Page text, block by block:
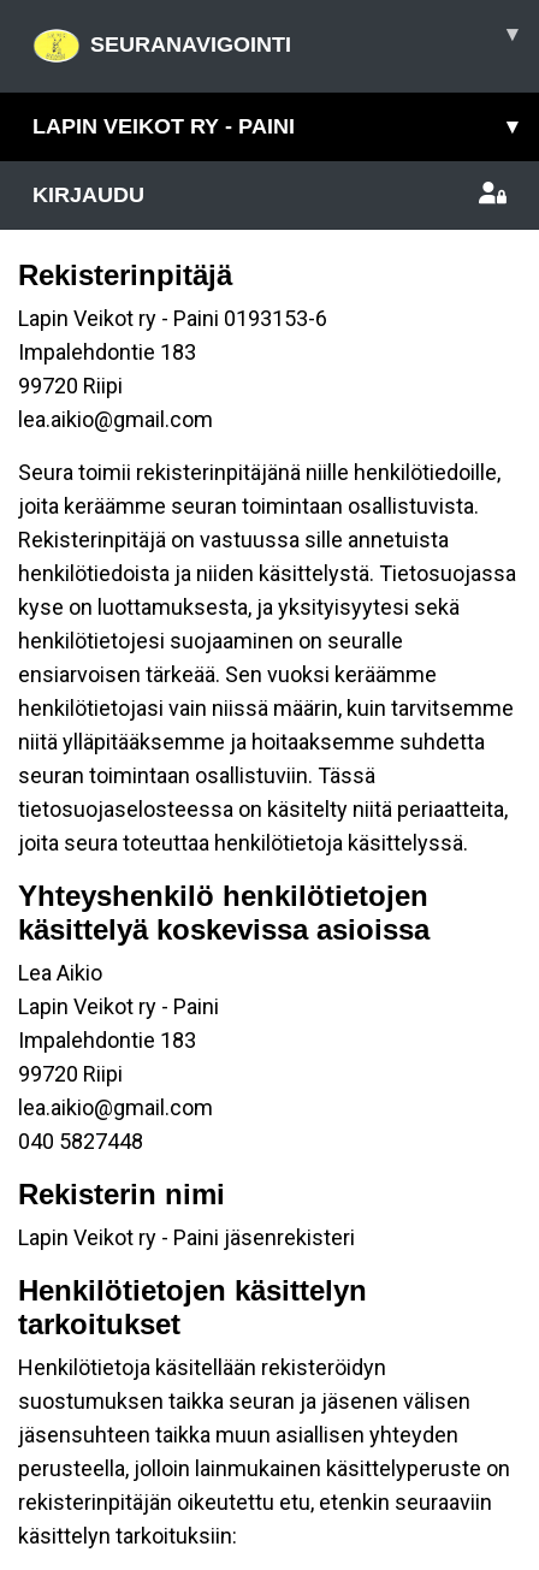
SEURANAVIGOINTI ▾
LAPIN VEIKOT RY - PAINI ▾
KIRJAUDU
Rekisterinpitäjä
Lapin Veikot ry - Paini 0193153-6
Impalehdontie 183
99720 Riipi
lea.aikio@gmail.com
Seura toimii rekisterinpitäjänä niille henkilötiedoille,
joita keräämme seuran toimintaan osallistuvista.
Rekisterinpitäjä on vastuussa sille annetuista
henkilötiedoista ja niiden käsittelystä. Tietosuojassa
kyse on luottamuksesta, ja yksityisyytesi sekä
henkilötietojesi suojaaminen on seuralle
ensiarvoisen tärkeää. Sen vuoksi keräämme
henkilötietojasi vain niissä määrin, kuin tarvitsemme
niitä ylläpitääksemme ja hoitaaksemme suhdetta
seuran toimintaan osallistuviin. Tässä
tietosuojaselosteessa on käsitelty niitä periaatteita,
joita seura toteuttaa henkilötietoja käsittelyssä.
Yhteyshenkilö henkilötietojen
käsittelyä koskevissa asioissa
Lea Aikio
Lapin Veikot ry - Paini
Impalehdontie 183
99720 Riipi
lea.aikio@gmail.com
040 5827448
Rekisterin nimi
Lapin Veikot ry - Paini jäsenrekisteri
Henkilötietojen käsittelyn
tarkoitukset
Henkilötietoja käsitellään rekisteröidyn
suostumuksen taikka seuran ja jäsenen välisen
jäsensuhteen taikka muun asiallisen yhteyden
perusteella, jolloin lainmukainen käsittelyperuste on
rekisterinpitäjän oikeutettu etu, etenkin seuraaviin
käsittelyn tarkoituksiin: